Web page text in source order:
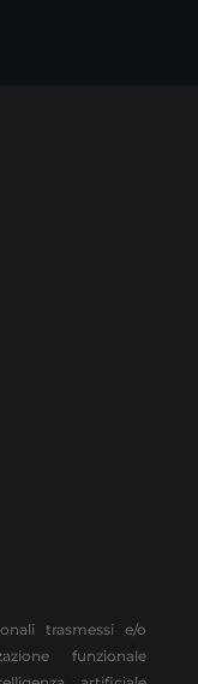
trasmessi e/o
funzionale